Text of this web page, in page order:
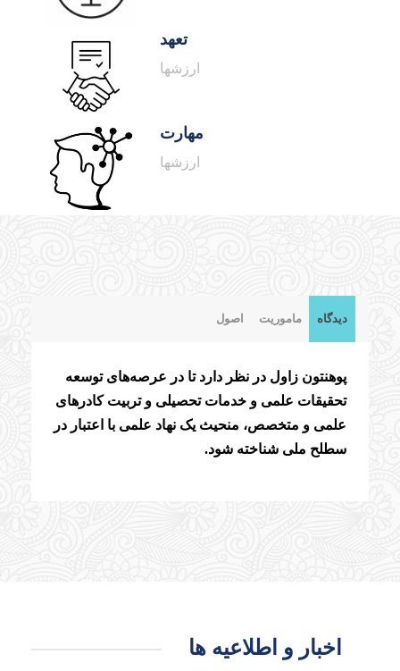
ارزشها
مهارت
ارزشها
ماموریت اصول
پوهنتون زاول در نظر دارد تا در عرصه‌های توسعه
تحقیقات علمی و خدمات تحصیلی و تربیت کادر‌های
علمی و متخصص، منحیث یک نهاد علمی با اعتبار در
سطلح ملی شناخته شود.
اخبار و اطلاعیه ها